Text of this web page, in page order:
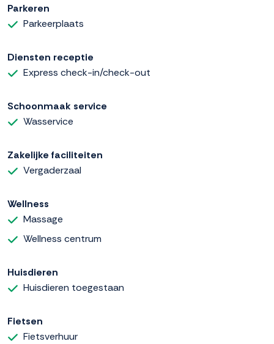
Parkeren
Parkeerplaats
Diensten receptie
Express check-in/check-out
Schoonmaak service
Wasservice
Zakelijke faciliteiten
Vergaderzaal
Wellness
Massage
Wellness centrum
Huisdieren
Huisdieren toegestaan
Fietsen
Fietsverhuur